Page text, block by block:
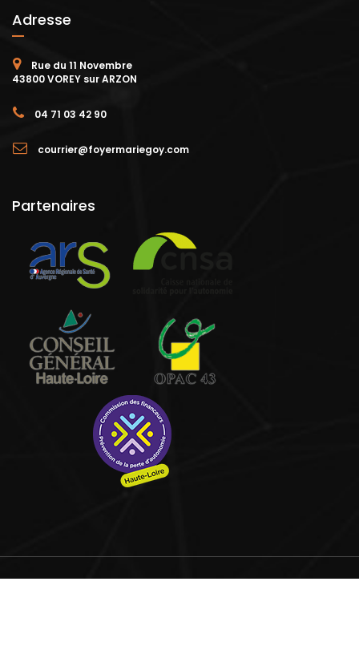
Adresse
Rue du 11 Novembre
43800 VOREY sur ARZON
04 71 03 42 90
courrier@foyermariegoy.com
Partenaires
©copyright 2017Coqpit